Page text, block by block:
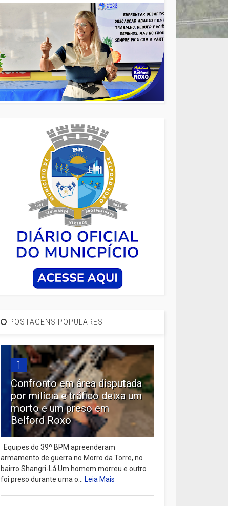
POSTAGENS POPULARES
1
Confronto em área disputada
por milícia e tráfico deixa um
morto e um preso em
Belford Roxo
Equipes do 39º BPM apreenderam
armamento de guerra no Morro da Torre, no
bairro Shangri-Lá Um homem morreu e outro
foi preso durante uma o...Leia Mais